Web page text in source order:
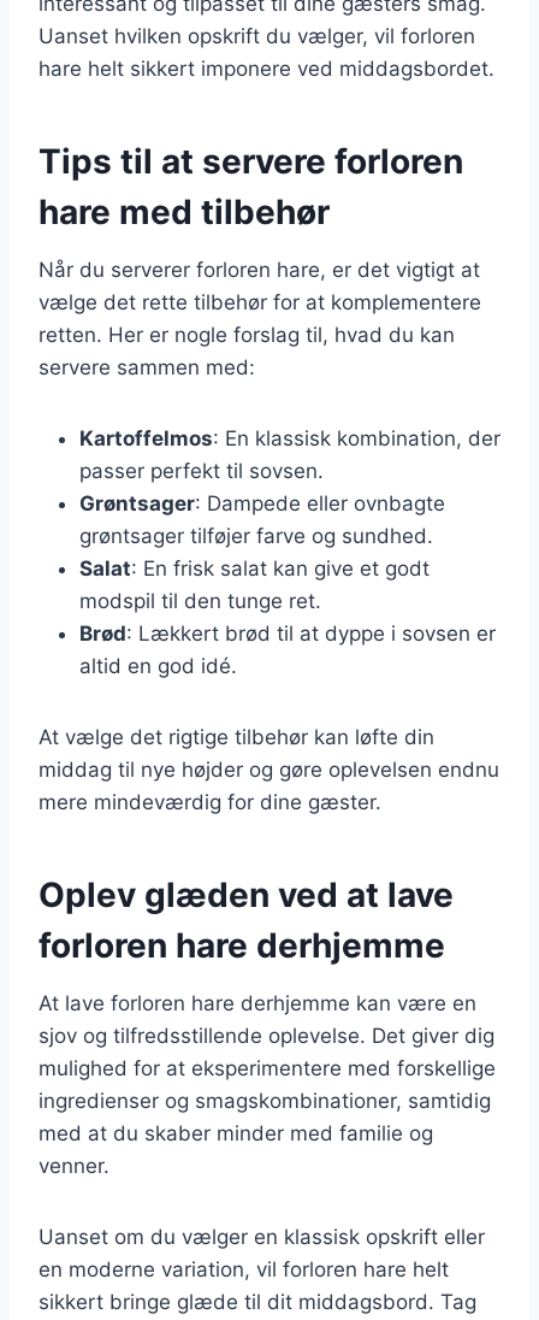
Uanset hvilken opskrift du vælger, vil forloren
hare helt sikkert imponere ved middagsbordet.
Tips til at servere forloren
hare med tilbehør
Når du serverer forloren hare, er det vigtigt at
vælge det rette tilbehør for at komplementere
retten. Her er nogle forslag til, hvad du kan
servere sammen med:
Kartoffelmos: En klassisk kombination, der
passer perfekt til sovsen.
Grøntsager: Dampede eller ovnbagte
grøntsager tilføjer farve og sundhed.
Salat: En frisk salat kan give et godt
modspil til den tunge ret.
Brød: Lækkert brød til at dyppe i sovsen er
altid en god idé.
At vælge det rigtige tilbehør kan løfte din
middag til nye højder og gøre oplevelsen endnu
mere mindeværdig for dine gæster.
Oplev glæden ved at lave
forloren hare derhjemme
At lave forloren hare derhjemme kan være en
sjov og tilfredsstillende oplevelse. Det giver dig
mulighed for at eksperimentere med forskellige
ingredienser og smagskombinationer, samtidig
med at du skaber minder med familie og
venner.
Uanset om du vælger en klassisk opskrift eller
en moderne variation, vil forloren hare helt
sikkert bringe glæde til dit middagsbord. Tag